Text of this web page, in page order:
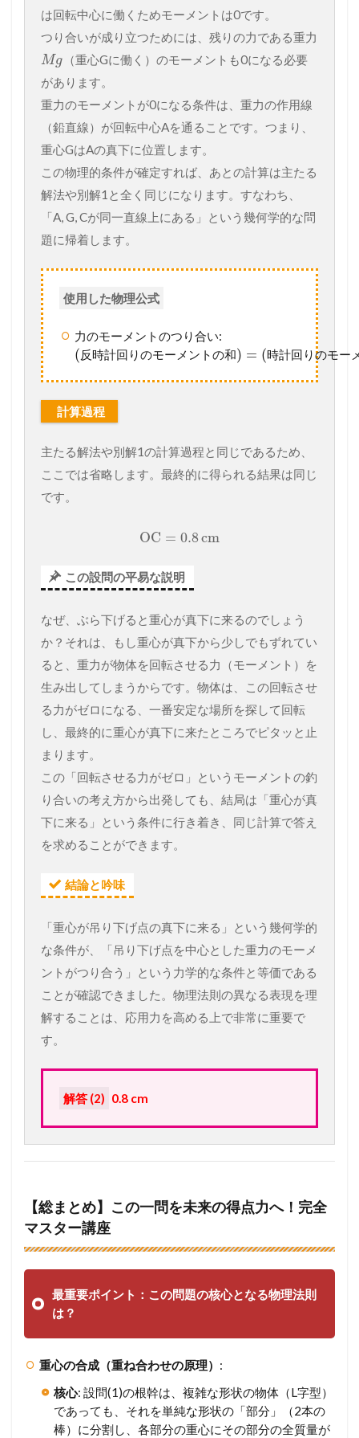
は回転中心に働くためモーメントは0です。
つり合いが成り立つためには、残りの力である重力
Mg （重心Gに働く）のモーメントも0になる必要
があります。
重力のモーメントが0になる条件は、重力の作用線
（鉛直線）が回転中心Aを通ることです。つまり、
重心GはAの真下に位置します。
この物理的条件が確定すれば、あとの計算は主たる
解法や別解1と全く同じになります。すなわち、
「A, G, Cが同一直線上にある」という幾何学的な問
題に帰着します。
使用した物理公式
力のモーメントのつり合い:
(反時計回 りのモー メ ン トの和) = (時計回 りのモー
計算過程
主たる解法や別解1の計算過程と同じであるため、
ここでは省略します。最終的に得られる結果は同じ
です。
OC = 0.8cm
この設問の平易な説明
なぜ、ぶら下げると重心が真下に来るのでしょう
か？それは、もし重心が真下から少しでもずれてい
ると、重力が物体を回転させる力（モーメント）を
生み出してしまうからです。物体は、この回転させ
る力がゼロになる、一番安定な場所を探して回転
し、最終的に重心が真下に来たところでピタッと止
まります。
この「回転させる力がゼロ」というモーメントの釣
り合いの考え方から出発しても、結局は「重心が真
下に来る」という条件に行き着き、同じ計算で答え
を求めることができます。
結論と吟味
「重心が吊り下げ点の真下に来る」という幾何学的
な条件が、「吊り下げ点を中心とした重力のモーメ
ントがつり合う」という力学的な条件と等価である
ことが確認できました。物理法則の異なる表現を理
解することは、応用力を高める上で非常に重要で
す。
解答 (2) 0.8 cm
【総まとめ】この一問を未来の得点力へ！完全
マスター講座
最重要ポイント：この問題の核心となる物理法則
は？
重心の合成（重ね合わせの原理） :
核心: 設問(1)の根幹は、複雑な形状の物体（L字型）
であっても、それを単純な形状の「部分」（2本の
棒）に分割し、各部分の重心にその部分の全質量が